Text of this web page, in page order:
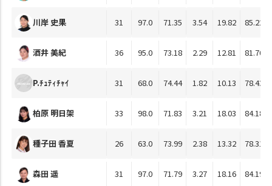
川岸 史果 31 97.0 71.35 3.54 19.82 85.22
酒井 美紀 36 95.0 73.18 2.29 12.81 81.70
P.ﾁｭﾃｨﾁｬｲ 31 68.0 74.44 1.82 10.13 78.43
柏原 明日架 33 98.0 71.83 3.21 18.03 84.18
種子田 香夏 26 63.0 73.99 2.38 13.32 78.31
森田 遥 31 97.0 71.79 3.27 18.16 84.19